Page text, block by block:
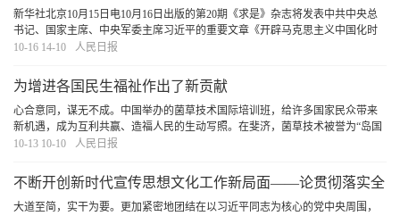
中国化时代化新境界
新华社北京10月15日电10月16日出版的第20期《求是》杂志将发表中共中央总
书记、国家主席、中央军委主席习近平的重要文章《开辟马克思主义中国化时
代化新境界》。[详细]
10-16 14-10 人民日报
为增进各国民生福祉作出了新贡献
心合意同，谋无不成。中国举办的菌草技术国际培训班，给许多国家民众带来
新机遇，成为互利共赢、造福人民的生动写照。在斐济，菌草技术被誉为“岛国
农业的新希望”；在莱索托，农民称菌草为“致富草”；在卢旺达，3500多户家庭
10-13 10-10 人民日报
不断开创新时代宣传思想文化工作新局面——论贯彻落实全
国宣传思想文化工作会议精神
大道至简，实干为要。更加紧密地团结在以习近平同志为核心的党中央周围，